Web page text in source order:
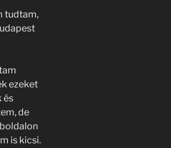
tudtam,
ezeket
és
de
is kicsi.